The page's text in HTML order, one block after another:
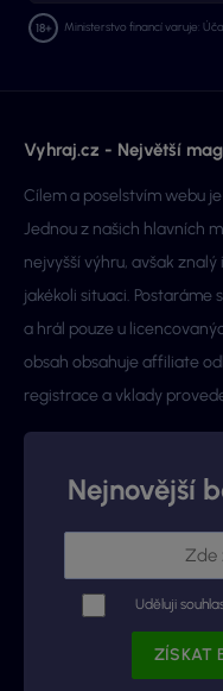
Ministerstvo financí varuje:
Vyhraj.cz - Největší
Cílem a poselstvím webu
Jednou z našich hlavních
nejvyšší výhru, avšak
jakékoli situaci. Postaráme
a hrál pouze u
obsah obsahuje affiliate
registrace a vklady
Nejnovější
Uděluji